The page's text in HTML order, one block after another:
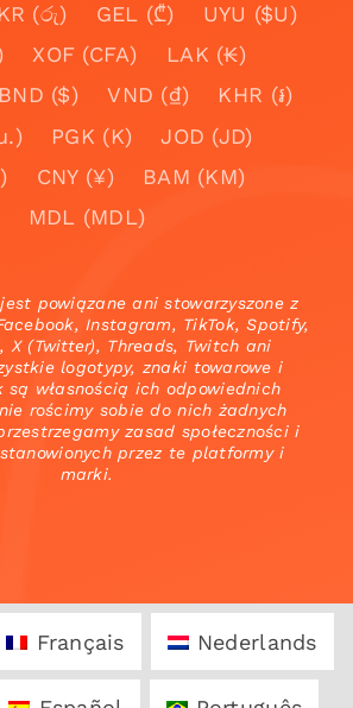
(රු) GEL (₾)
UYU ($U)
XOF (CFA)
LAK (₭)
BND ($) VND (₫)
KHR (៛)
PGK (K)
JOD (JD)
AFN (؋)
CNY (¥)
BAM (KM)
MDL (MDL)
powiązane ani stowarzyszone z
Instagram, TikTok, Spotify,
X (Twitter), Threads, Twitch ani
logotypy, znaki towarowe i
są własnością ich odpowiednich
rościmy sobie do nich żadnych
zasad społeczności i
przez te platformy i
marki.
Français Nederlands